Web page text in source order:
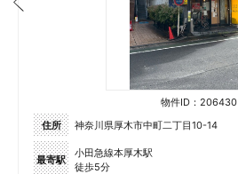
物件ID：206430
住所
神奈川県厚木市中町二丁目10-14
最寄駅
小田急線本厚木駅
徒歩5分